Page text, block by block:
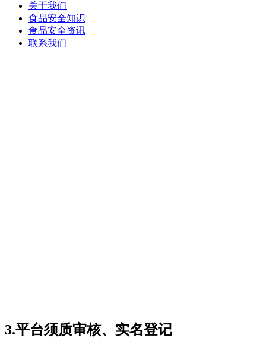
关于我们
食品安全知识
食品安全资讯
联系我们
3.平台须质审核、实名登记